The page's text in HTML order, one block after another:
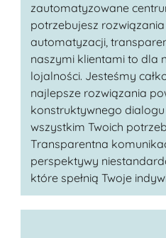
zautomatyzowane
potrzebujesz
automatyzacji,
naszymi klientami to dla
lojalności. Jesteśmy
najlepsze rozwiązania
konstruktywnego
wszystkim Twoich
Transparentna
perspektywy
które spełnią Twoje